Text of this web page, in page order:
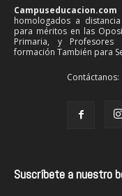
Campuseducacion.com
homologados a
para méritos en las
Primaria, y Profesores
formación También para
Contáctanos:
Suscríbete a nuestro